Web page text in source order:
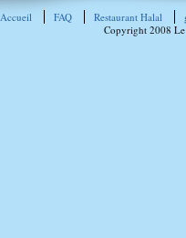
Accueil FAQ Restaurant Halal
Copyright 2008